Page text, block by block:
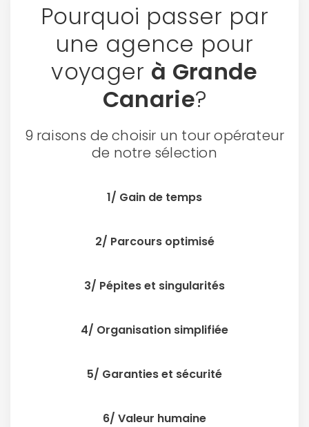
Pourquoi passer par
une agence pour
voyager à Grande
Canarie?
9 raisons de choisir un tour opérateur
de notre sélection
1/ Gain de temps
2/ Parcours optimisé
3/ Pépites et singularités
4/ Organisation simplifiée
5/ Garanties et sécurité
6/ Valeur humaine
Continuer avec Apple
ou connectez-vous par mail
Politique de
confidentialité.